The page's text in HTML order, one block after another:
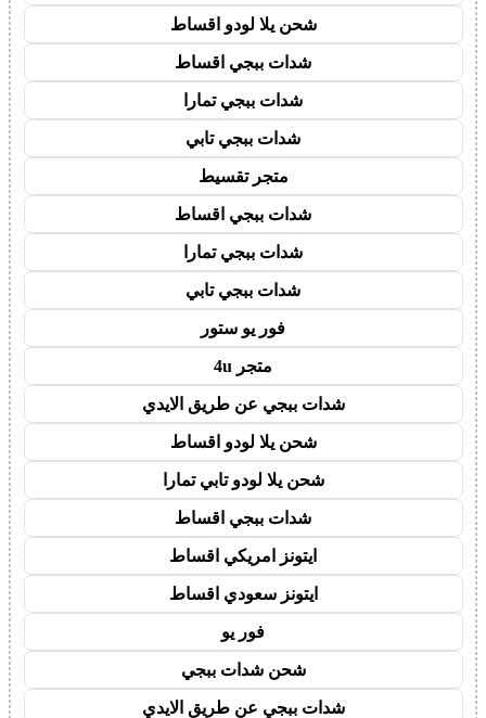
شحن يلا لودو اقساط
شدات ببجي اقساط
شدات ببجي تمارا
شدات ببجي تابي
متجر تقسيط
شدات ببجي اقساط
شدات ببجي تمارا
شدات ببجي تابي
فور يو ستور
متجر 4u
شدات ببجي عن طريق الايدي
شحن يلا لودو اقساط
شحن يلا لودو تابي تمارا
شدات ببجي اقساط
ايتونز امريكي اقساط
ايتونز سعودي اقساط
فور يو
شحن شدات ببجي
شدات ببجي عن طريق الايدي